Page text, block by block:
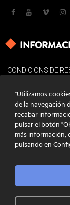
CONDICIONS DE
POLÍTICA DE
CONTACTE
"Utilizamos
de la navegación
recabar
pulsar el botón
más
pulsando en